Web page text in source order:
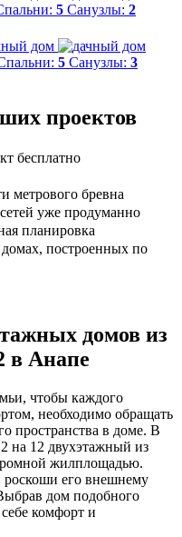
5 Санузлы: 2
5 Санузлы: 3
проектов
бесплатно
метрового бревна
уже продуманно
планировка
построенных по
домов из
в Анапе
чтобы каждого
необходимо обращать
пространства в доме. В
на 12 двухэтажный из
жилплощадью.
его внешнему
дом подобного
комфорт и